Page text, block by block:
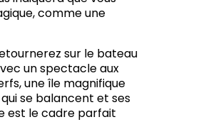
comme une
sur le bateau
un spectacle aux
une île magnifique
se balancent et ses
est le cadre parfait